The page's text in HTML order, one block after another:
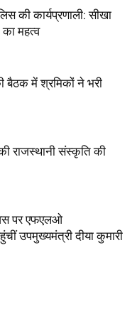
की कार्यप्रणाली: सीखा
महत्व
बैठक में श्रमिकों ने भरी
राजस्थानी संस्कृति की
पर एफएलओ
उपमुख्यमंत्री दीया कुमारी